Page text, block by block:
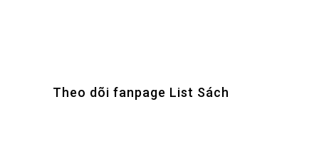
Theo dõi fanpage List Sách